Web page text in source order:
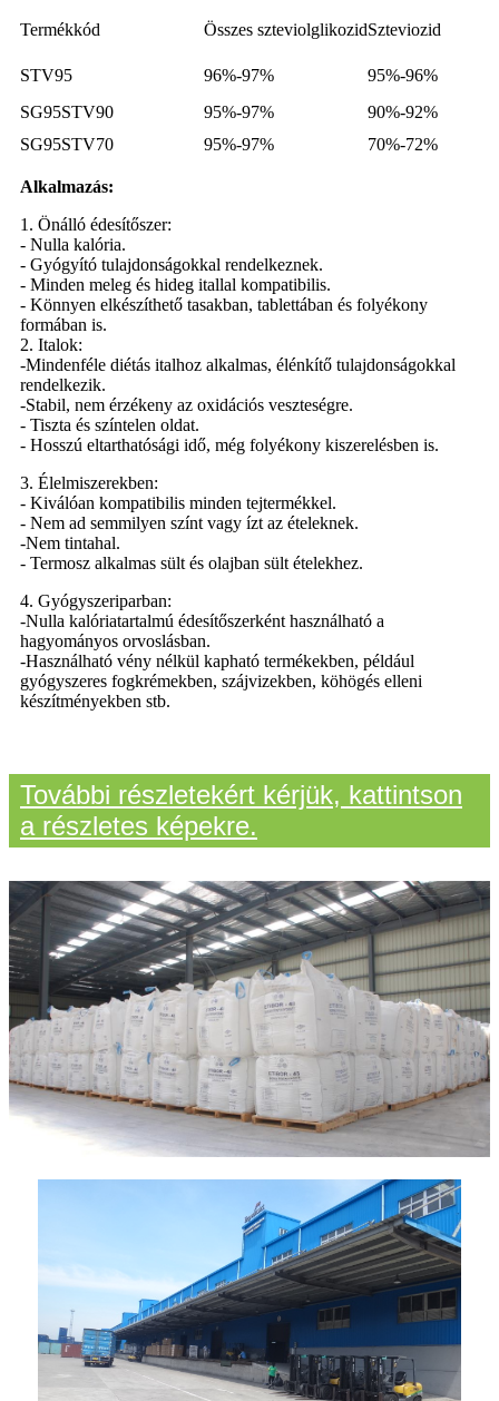
Termékkód Összes szteviolglikozidSzteviozid
STV95 96%-97%
95%-96%
SG95STV90
95%-97%
90%-92%
SG95STV70
95%-97% 70%-72%
Alkalmazás:
1. Önálló édesítőszer:
- Nulla kalória.
- Gyógyító tulajdonságokkal rendelkeznek.
- Minden meleg és hideg itallal kompatibilis.
- Könnyen elkészíthető tasakban, tablettában és folyékony
formában is.
2. Italok:
-Mindenféle diétás italhoz alkalmas, élénkítő tulajdonságokkal
rendelkezik.
-Stabil, nem érzékeny az oxidációs veszteségre.
- Tiszta és színtelen oldat.
- Hosszú eltarthatósági idő, még folyékony kiszerelésben is.
3. Élelmiszerekben:
- Kiválóan kompatibilis minden tejtermékkel.
- Nem ad semmilyen színt vagy ízt az ételeknek.
-Nem tintahal.
- Termosz alkalmas sült és olajban sült ételekhez.
4. Gyógyszeriparban:
-Nulla kalóriatartalmú édesítőszerként használható a
hagyományos orvoslásban.
-Használható vény nélkül kapható termékekben, például
gyógyszeres fogkrémekben, szájvizekben, köhögés elleni
készítményekben stb.
További részletekért kérjük, kattintson
a részletes képekre.